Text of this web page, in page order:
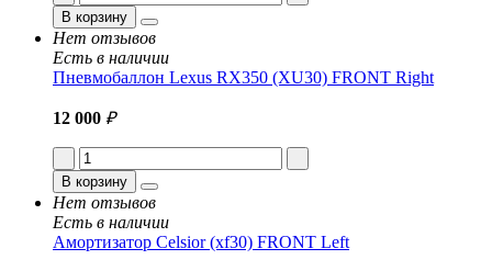
В корзину
Нет отзывов
Есть в наличии
Пневмобаллон Lexus RX350 (XU30) FRONT Right
12 000 ₽
В корзину
Нет отзывов
Есть в наличии
Амортизатор Celsior (xf30) FRONT Left